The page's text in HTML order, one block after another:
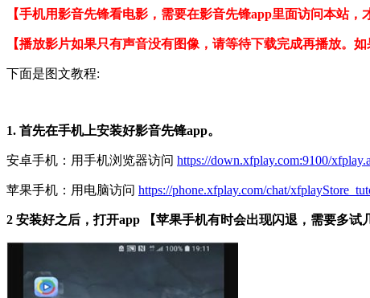
【手机用影音先锋看电影，需要在影音先锋app里面访问本站，
【播放影片如果只有声音没有图像，请等待下载完成再播放。
下面是图文教程:
1. 首先在手机上安装好影音先锋app。
安卓手机：用手机浏览器访问 https://down.xfplay.com:9100/
苹果手机：用电脑访问 https://phone.xfplay.com/chat/
2 安装好之后，打开app 【苹果手机有时会出现闪退，需要多试